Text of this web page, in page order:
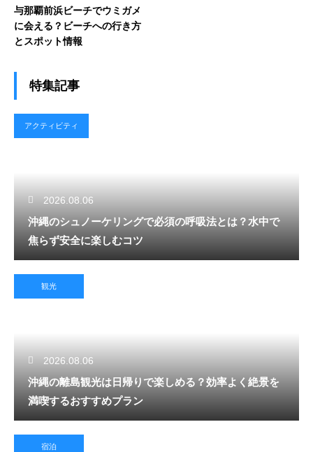
与那覇前浜ビーチでウミガメ
に会える？ビーチへの行き方
とスポット情報
特集記事
アクティビティ
2026.08.06
沖縄のシュノーケリングで必須の呼吸法とは？水中で
焦らず安全に楽しむコツ
観光
2026.08.06
沖縄の離島観光は日帰りで楽しめる？効率よく絶景を
満喫するおすすめプラン
宿泊